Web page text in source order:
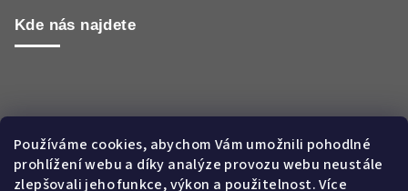
Používáme cookies, abychom Vám umožnili pohodlné
prohlížení webu a díky analýze provozu webu neustále
zlepšovali jeho funkce, výkon a použitelnost. Více
Kde nás najdete